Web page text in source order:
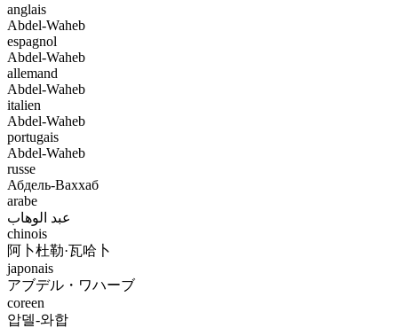
anglais
Abdel-Waheb
espagnol
Abdel-Waheb
allemand
Abdel-Waheb
italien
Abdel-Waheb
portugais
Abdel-Waheb
russe
Абдель-Ваххаб
arabe
عبد الوهاب
chinois
阿卜杜勒·瓦哈卜
japonais
アブデル・ワハーブ
coreen
압델-와합